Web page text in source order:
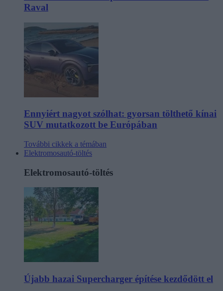
Raval
Ennyiért nagyot szólhat: gyorsan tölthető kínai
SUV mutatkozott be Európában
További cikkek a témában
Elektromosautó-töltés
Elektromosautó-töltés
Újabb hazai Supercharger építése kezdődött el